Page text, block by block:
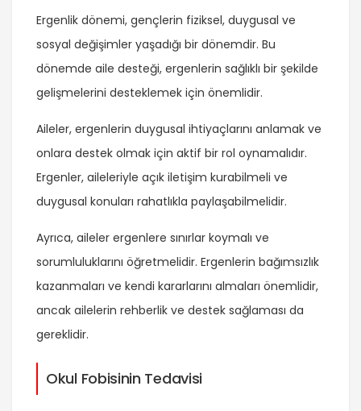
Ergenlik dönemi, gençlerin fiziksel, duygusal ve
sosyal değişimler yaşadığı bir dönemdir. Bu
dönemde aile desteği, ergenlerin sağlıklı bir şekilde
gelişmelerini desteklemek için önemlidir.
Aileler, ergenlerin duygusal ihtiyaçlarını anlamak ve
onlara destek olmak için aktif bir rol oynamalıdır.
Ergenler, aileleriyle açık iletişim kurabilmeli ve
duygusal konuları rahatlıkla paylaşabilmelidir.
Ayrıca, aileler ergenlere sınırlar koymalı ve
sorumluluklarını öğretmelidir. Ergenlerin bağımsızlık
kazanmaları ve kendi kararlarını almaları önemlidir,
ancak ailelerin rehberlik ve destek sağlaması da
gereklidir.
Okul Fobisinin Tedavisi